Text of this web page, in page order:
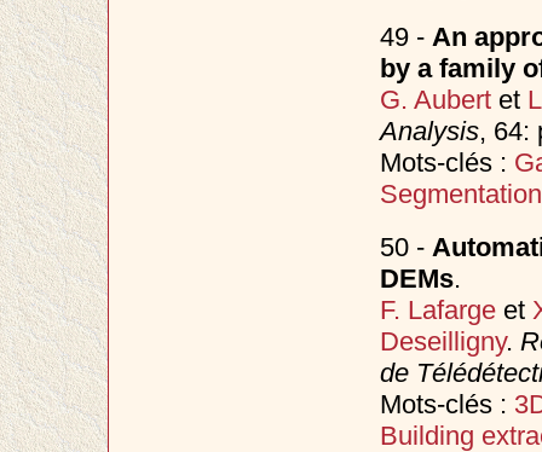
49 - An
by a family
G. Aubertet
Analysis, 64:
Mots-clés :
Segmentation
50 -
DEMs.
F. Lafargeet
Deseilligny.
de
Mots-clés :
Building